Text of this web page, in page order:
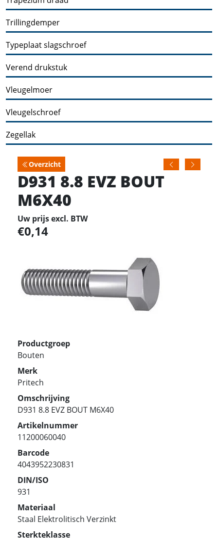
Trillingdemper
Typeplaat slagschroef
Verend drukstuk
Vleugelmoer
Vleugelschroef
Zegellak
Overzicht
D931 8.8 EVZ BOUT
M6X40
Uw prijs excl. BTW
0,14
Productgroep
Bouten
Merk
Pritech
Omschrijving
D931 8.8 EVZ BOUT M6X40
Artikelnummer
11200060040
Barcode
4043952230831
DIN/ISO
931
Materiaal
Staal Elektrolitisch Verzinkt
Sterkteklasse